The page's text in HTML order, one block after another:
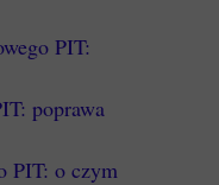
PIT:
poprawa
PIT: o czym